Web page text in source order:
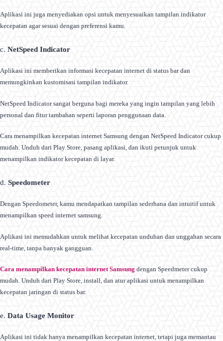
Aplikasi ini juga menyediakan opsi untuk menyesuaikan tampilan indikator
kecepatan agar sesuai dengan preferensi kamu.
c. NetSpeed Indicator
Aplikasi ini memberikan informasi kecepatan internet di status bar dan
memungkinkan kustomisasi tampilan indikator.
NetSpeed Indicator sangat berguna bagi mereka yang ingin tampilan yang lebih
personal dan fitur tambahan seperti laporan penggunaan data.
Cara menampilkan kecepatan internet Samsung dengan NetSpeed Indicator cukup
mudah. Unduh dari Play Store, pasang aplikasi, dan ikuti petunjuk untuk
menampilkan indikator kecepatan di layar.
d. Speedometer
Dengan Speedometer, kamu mendapatkan tampilan sederhana dan intuitif untuk
menampilkan speed internet samsung.
Aplikasi ini memudahkan untuk melihat kecepatan unduhan dan unggahan secara
real-time, tanpa banyak gangguan.
Cara menampilkan kecepatan internet Samsung dengan Speedmeter cukup
mudah. Unduh dari Play Store, install, dan atur aplikasi untuk menampilkan
kecepatan jaringan di status bar.
e. Data Usage Monitor
Aplikasi ini tidak hanya menampilkan kecepatan internet, tetapi juga memantau